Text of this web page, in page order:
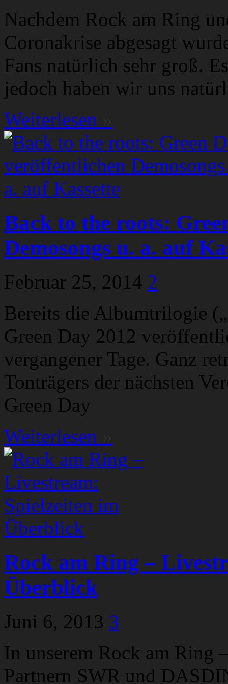
Nachdem Rock am Ring
Coronakrise abgesagt
Fans natürlich sehr groß.
jedoch haben wir uns
Weiterlesen
Back to the roots:
Demosongs u. a. auf
Februar 25, 2014 2
Bereits die Albumtrilogie
Green Day 2012
vergangener Tage. Ganz
Tonträgers der nächsten
Green Day
Weiterlesen
Rock am Ring –
Überblick
Juni 6, 2013 3
In unserem Rock am Ring
Partnern SWR und